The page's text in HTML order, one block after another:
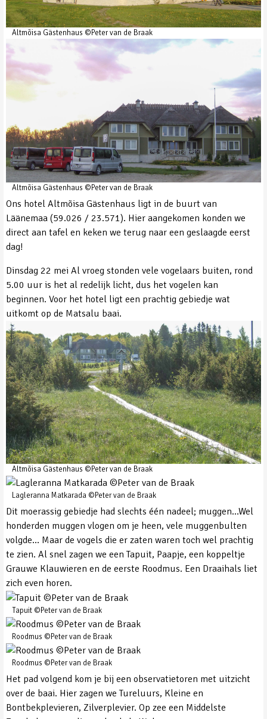
Altmõisa Gästenhaus ©Peter van de Braak
Altmõisa Gästenhaus ©Peter van de Braak
Ons hotel Altmõisa Gästenhaus ligt in de buurt van
Läänemaa (59.026 / 23.571). Hier aangekomen konden we
direct aan tafel en keken we terug naar een geslaagde eerst
dag!
Dinsdag 22 mei Al vroeg stonden vele vogelaars buiten, rond
5.00 uur is het al redelijk licht, dus het vogelen kan
beginnen. Voor het hotel ligt een prachtig gebiedje wat
uitkomt op de Matsalu baai.
Altmõisa Gästenhaus ©Peter van de Braak
Lagleranna Matkarada ©Peter van de Braak
Dit moerassig gebiedje had slechts één nadeel; muggen…Wel
honderden muggen vlogen om je heen, vele muggenbulten
volgde… Maar de vogels die er zaten waren toch wel prachtig
te zien. Al snel zagen we een Tapuit, Paapje, een koppeltje
Grauwe Klauwieren en de eerste Roodmus. Een Draaihals liet
zich even horen.
Tapuit ©Peter van de Braak
Roodmus ©Peter van de Braak
Roodmus ©Peter van de Braak
Het pad volgend kom je bij een observatietoren met uitzicht
over de baai. Hier zagen we Tureluurs, Kleine en
Bontbekplevieren, Zilverplevier. Op zee een Middelste